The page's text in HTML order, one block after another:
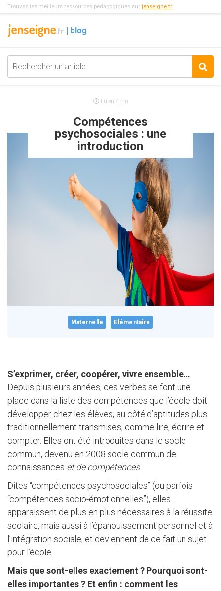
Trouvez les meilleurs ressources pédagogiques sur jenseigne.fr
Lu en 4mn
Compétences
psychosociales : une
introduction
Maternelle Elémentaire
S’exprimer, créer, coopérer, vivre ensemble…
Depuis plusieurs années, ces verbes se font une
place dans la liste des compétences que l’école doit
développer chez les élèves, au côté d’aptitudes plus
traditionnellement transmises, comme lire, écrire et
compter. Elles ont été introduites dans le socle
commun, devenu en 2008 socle commun de
connaissances et de compétences.
Dites “compétences psychosociales” (ou parfois
“compétences socio-émotionnelles”), elles
apparaissent de plus en plus nécessaires à la réussite
scolaire, mais aussi à l’épanouissement personnel et à
l’intégration sociale, et deviennent de ce fait un sujet
pour l’école.
Mais que sont-elles exactement ? Pourquoi sont-
elles importantes ? Et enfin : comment les